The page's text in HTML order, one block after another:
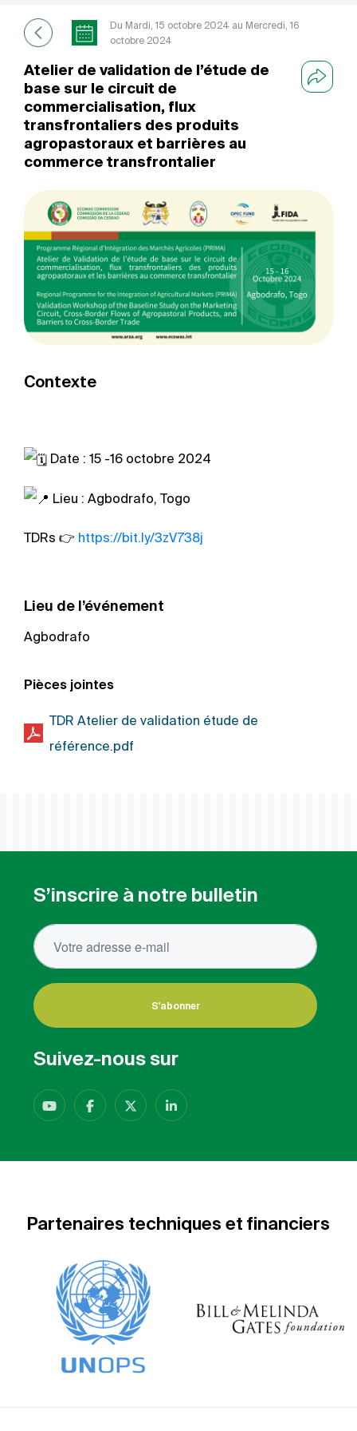
Du Mardi, 15 octobre 2024 au Mercredi, 16
octobre 2024
Atelier de validation de l’étude de
base sur le circuit de
commercialisation, flux
transfrontaliers des produits
agropastoraux et barrières au
commerce transfrontalier
Contexte
Date : 15 -16 octobre 2024
Lieu : Agbodrafo, Togo
TDRs 👉 https://bit.ly/3zV738j
Lieu de l’événement
Agbodrafo
Pièces jointes
TDR Atelier de validation étude de
référence.pdf
S’inscrire à notre bulletin
S'abonner
Suivez-nous sur
Partenaires techniques et financiers